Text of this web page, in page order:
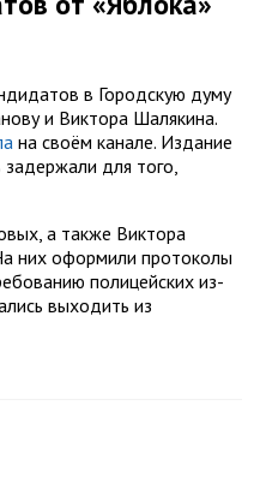
в Городскую думу
и Виктора Шалякина.
на своём канале. Издание
для того,
а также Виктора
них оформили протоколы
полицейских из-
выходить из